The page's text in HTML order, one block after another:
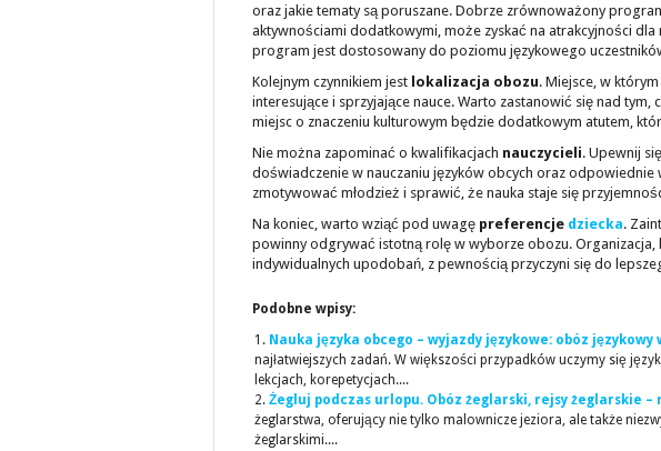
oraz jakie tematy są poruszane. Dobrze zrównoważony
aktywnościami dodatkowymi, może zyskać na atrakcyjności dla
program jest dostosowany do poziomu językowego
Kolejnym czynnikiem jest lokalizacja obozu. Miejsce, w
interesujące i sprzyjające nauce. Warto zastanowić się nad tym,
miejsc o znaczeniu kulturowym będzie dodatkowym atutem,
Nie można zapominać o kwalifikacjach nauczycieli. Upewnij
doświadczenie w nauczaniu języków obcych oraz odpowiednie
zmotywować młodzież i sprawić, że nauka staje się
Na koniec, warto wziąć pod uwagę preferencje dziecka.
powinny odgrywać istotną rolę w wyborze obozu.
indywidualnych upodobań, z pewnością przyczyni się do
Podobne wpisy:
Nauka języka obcego – wyjazdy językowe: obóz językowy
najłatwiejszych zadań. W większości przypadków uczymy się
lekcjach, korepetycjach....
Żegluj podczas urlopu. Obóz żeglarski, rejsy żeglarskie –
żeglarstwa, oferujący nie tylko malownicze jeziora, ale także
żeglarskimi....